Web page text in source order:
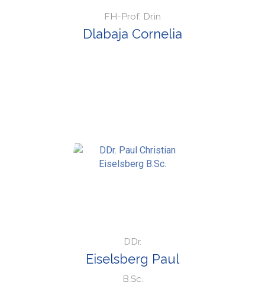
FH-Prof. Dr.in
Dlabaja Cornelia
DDr.
Eiselsberg Paul
B.Sc.